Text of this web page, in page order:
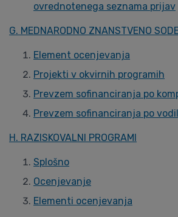
ovrednotenega seznama prijav
G. MEDNARODNO ZNANSTVENO
Element ocenjevanja
Projekti v okvirnih programih
Prevzem sofinanciranja po
Prevzem sofinanciranja po
H. RAZISKOVALNI PROGRAMI
Splošno
Ocenjevanje
Elementi ocenjevanja